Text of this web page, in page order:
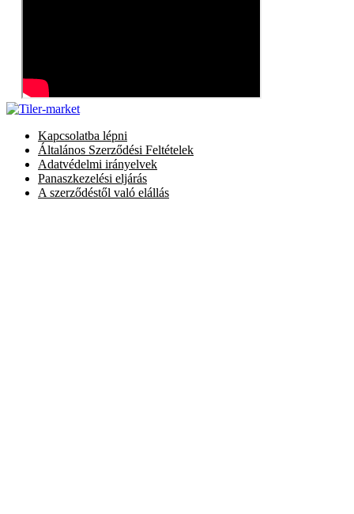
Kapcsolatba lépni
Általános Szerződési Feltételek
Adatvédelmi irányelvek
Panaszkezelési eljárás
A szerződéstől való elállás